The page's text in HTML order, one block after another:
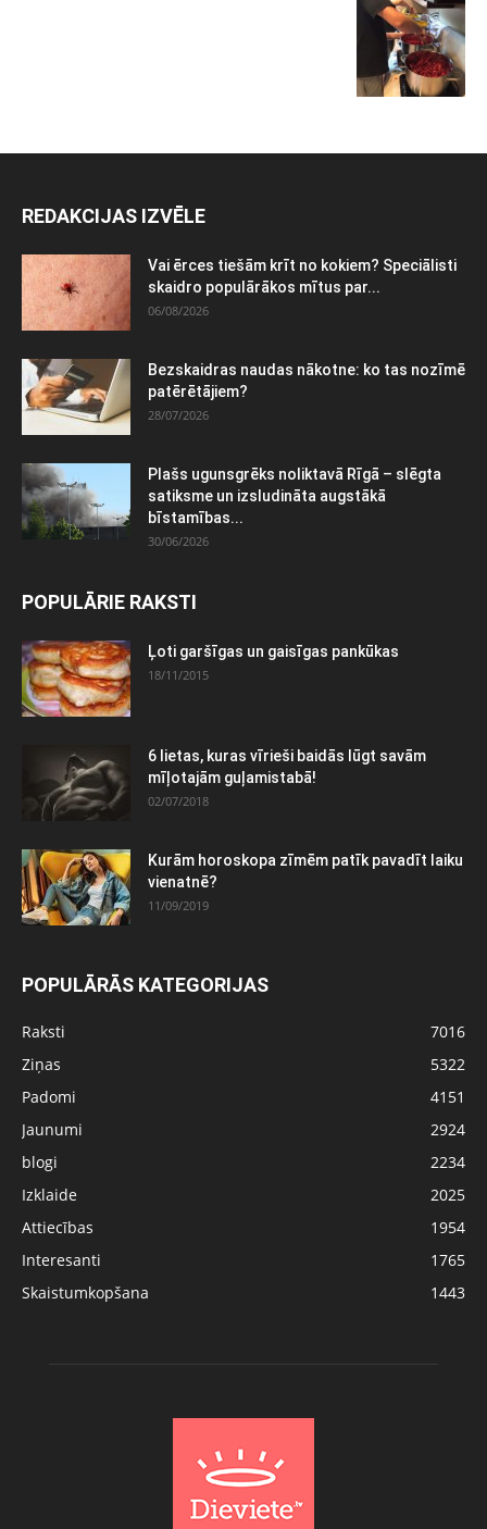
REDAKCIJAS IZVĒLE
Vai ērces tiešām krīt no kokiem? Speciālisti
skaidro populārākos mītus par...
06/08/2026
Bezskaidras naudas nākotne: ko tas nozīmē
patērētājiem?
28/07/2026
Plašs ugunsgrēks noliktavā Rīgā – slēgta
satiksme un izsludināta augstākā
bīstamības...
30/06/2026
POPULĀRIE RAKSTI
Ļoti garšīgas un gaisīgas pankūkas
18/11/2015
6 lietas, kuras vīrieši baidās lūgt savām
mīļotajām guļamistabā!
02/07/2018
Kurām horoskopa zīmēm patīk pavadīt laiku
vienatnē?
11/09/2019
POPULĀRĀS KATEGORIJAS
Raksti
7016
Ziņas
5322
Padomi
4151
Jaunumi
2924
blogi
2234
Izklaide
2025
Attiecības
1954
Interesanti
1765
Skaistumkopšana
1443